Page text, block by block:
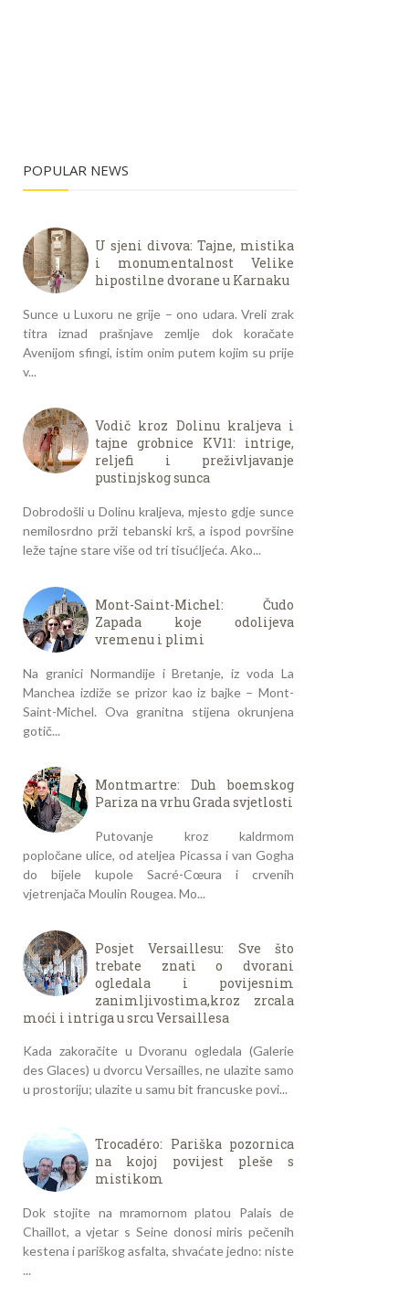
POPULAR NEWS
U sjeni divova: Tajne, mistika
i monumentalnost Velike
hipostilne dvorane u Karnaku
Sunce u Luxoru ne grije – ono udara. Vreli zrak
titra iznad prašnjave zemlje dok koračate
Avenijom sfingi, istim onim putem kojim su prije
v...
Vodič kroz Dolinu kraljeva i
tajne grobnice KV11: intrige,
reljefi i preživljavanje
pustinjskog sunca
Dobrodošli u Dolinu kraljeva, mjesto gdje sunce
nemilosrdno prži tebanski krš, a ispod površine
leže tajne stare više od tri tisućljeća. Ako...
Mont-Saint-Michel: Čudo
Zapada koje odolijeva
vremenu i plimi
Na granici Normandije i Bretanje, iz voda La
Manchea izdiže se prizor kao iz bajke – Mont-
Saint-Michel. Ova granitna stijena okrunjena
gotič...
Montmartre: Duh boemskog
Pariza na vrhu Grada svjetlosti
Putovanje kroz kaldrmom
popločane ulice, od ateljea Picassa i van Gogha
do bijele kupole Sacré-Cœura i crvenih
vjetrenjača Moulin Rougea. Mo...
Posjet Versaillesu: Sve što
trebate znati o dvorani
ogledala i povijesnim
zanimljivostima,kroz zrcala
moći i intriga u srcu Versaillesa
Kada zakoračite u Dvoranu ogledala (Galerie
des Glaces) u dvorcu Versailles, ne ulazite samo
u prostoriju; ulazite u samu bit francuske povi...
Trocadéro: Pariška pozornica
na kojoj povijest pleše s
mistikom
Dok stojite na mramornom platou Palais de
Chaillot, a vjetar s Seine donosi miris pečenih
kestena i pariškog asfalta, shvaćate jedno: niste
...